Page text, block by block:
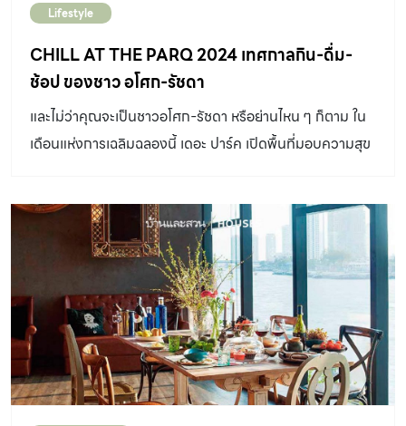
Lifestyle
CHILL AT THE PARQ 2024 เทศกาลกิน-ดื่ม-
ช้อป ของชาว อโศก-รัชดา
และไม่ว่าคุณจะเป็นชาวอโศก-รัชดา หรือย่านไหน ๆ ก็ตาม ใน
เดือนแห่งการเฉลิมฉลองนี้ เดอะ ปาร์ค เปิดพื้นที่มอบความสุข
LIVING” ให้ทุกคนร่วมดื่มด่ำบรรยากาศแห่งการเฉลิมฉลอง
ท่ามกลางหมู่บ้านหิมะที่อบอุ่นมีชีวิตชีวา ก้าวสู่ปีใหม่อย่างราบ
รื่น เปิดรับความสุขตลอดปี ซึ่งในเทศกาลนั้น ประกอบไปด้สวย
กิจกรรมมากมาย ตั้งแต่ 23 พฤศจิกายน – 31 ธันวาคม
2566 นี้ Chang Live Parkกับศิลปินมากมาย อาทิ ปาล์มมี่,
ป๊อบ ปองกูล, แสตมป์ อภิวัชร์, อะตอม ชนกันต์, เดอะ พาร์กิน
สัน (The Parkinson), เคลียร์ (Klear), โอนลี่ มันเดย์ (Only